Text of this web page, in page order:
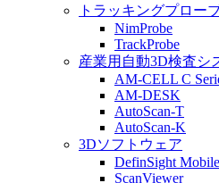
トラッキングプロー
NimProbe
TrackProbe
産業用自動3D検査シ
AM-CELL C
AM-DESK
AutoScan-T
AutoScan-K
3Dソフトウェア
DefinSight Mobile
ScanViewer